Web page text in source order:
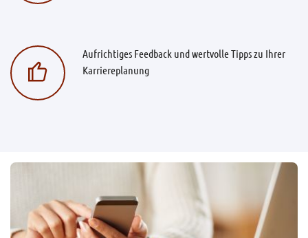
Aufrichtiges Feedback und wertvolle Tipps zu Ihrer
Karriereplanung